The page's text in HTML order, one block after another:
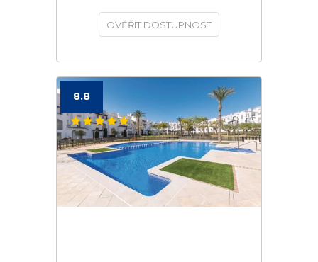
OVĚŘIT DOSTUPNOST
8.8